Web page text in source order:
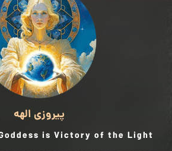
پیروزی الهه
is Victory of the Light